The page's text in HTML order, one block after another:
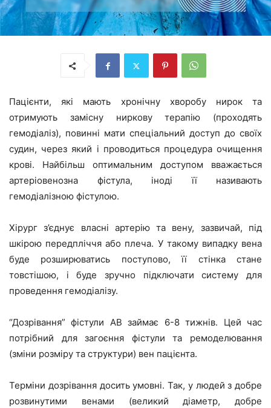
Пацієнти, які мають хронічну хворобу нирок та
отримують замісну ниркову терапію (проходять
гемодіаліз), повинні мати спеціальний доступ до своїх
судин, через який і проводиться процедура очищення
крові. Найбільш оптимальним доступом вважається
артеріовенозна фістула, іноді її називають
гемодіалізною фістулою.
Хірург з’єднує власні артерію та вену, зазвичай, під
шкірою передпліччя або плеча. У такому випадку вена
буде розширюватись поступово, її стінка стане
товстішою, і буде зручно підключати систему для
проведення гемодіалізу.
“Дозрівання” фістули АВ займає 6-8 тижнів. Цей час
потрібний для загоєння фістули та ремоделювання
(зміни розміру та структури) вен пацієнта.
Терміни дозрівання досить умовні. Так, у людей з добре
розвинутими венами (великий діаметр, добре